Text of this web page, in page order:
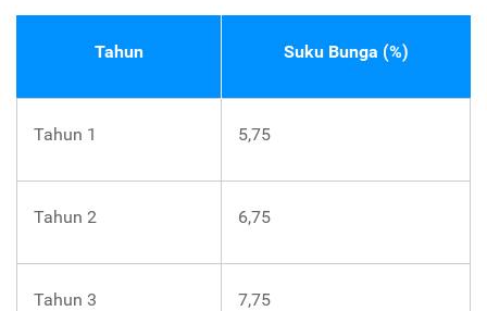
Tahun Suku Bunga (%)
Tahun 1 5,75
Tahun 2 6,75
Tahun 3 7,75